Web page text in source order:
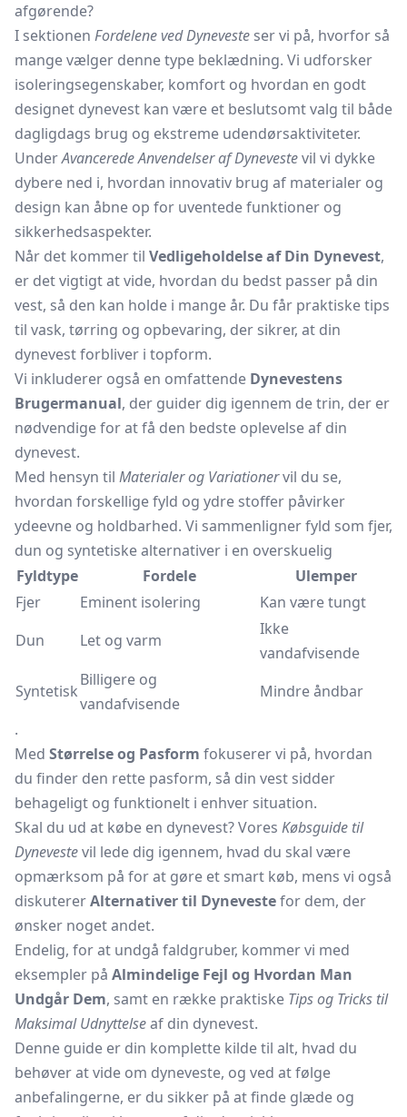
afgørende?
I sektionen Fordelene ved Dyneveste ser vi på, hvorfor så
mange vælger denne type beklædning. Vi udforsker
isoleringsegenskaber, komfort og hvordan en godt
designet dynevest kan være et beslutsomt valg til både
dagligdags brug og ekstreme udendørsaktiviteter.
UnderAvancerede Anvendelser af Dynevestevil vi dykke
dybere ned i, hvordan innovativ brug af materialer og
design kan åbne op for uventede funktioner og
sikkerhedsaspekter.
Når det kommer til Vedligeholdelse af Din Dynevest,
er det vigtigt at vide, hvordan du bedst passer på din
vest, så den kan holde i mange år. Du får praktiske tips
til vask, tørring og opbevaring, der sikrer, at din
dynevest forbliver i topform.
Vi inkluderer også en omfattende Dynevestens
Brugermanual, der guider dig igennem de trin, der er
nødvendige for at få den bedste oplevelse af din
dynevest.
Med hensyn til Materialer og Variationervil du se,
hvordan forskellige fyld og ydre stoffer påvirker
ydeevne og holdbarhed. Vi sammenligner fyld som fjer,
dun og syntetiske alternativer i en overskuelig
Fyldtype
Fordele
Ulemper
Fjer
Eminent isolering
Kan være tungt
Dun
Let og varm
Ikke
vandafvisende
Syntetisk
Billigere og
vandafvisende
Mindre åndbar
.
Med Størrelse og Pasform fokuserer vi på, hvordan
du finder den rette pasform, så din vest sidder
behageligt og funktionelt i enhver situation.
Skal du ud at købe en dynevest? Vores Købsguide til
Dynevestevil lede dig igennem, hvad du skal være
opmærksom på for at gøre et smart køb, mens vi også
diskutererAlternativer til Dynevestefor dem, der
ønsker noget andet.
Endelig, for at undgå faldgruber, kommer vi med
eksempler på Almindelige Fejl og Hvordan Man
Undgår Dem, samt en række praktiske Tips og Tricks til
Maksimal Udnyttelseaf din dynevest.
Denne guide er din komplette kilde til alt, hvad du
behøver at vide om dyneveste, og ved at følge
anbefalingerne, er du sikker på at finde glæde og